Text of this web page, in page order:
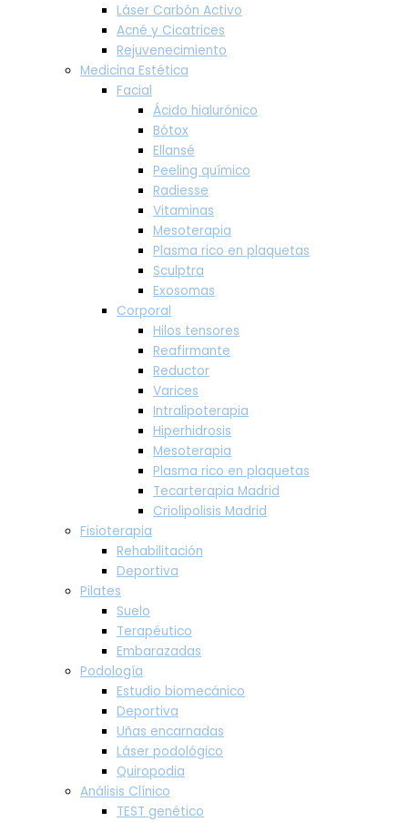
Láser Carbón Activo
Acné y Cicatrices
Rejuvenecimiento
Medicina Estética
Facial
Ácido hialurónico
Bótox
Ellansé
Peeling químico
Radiesse
Vitaminas
Mesoterapia
Plasma rico en plaquetas
Sculptra
Exosomas
Corporal
Hilos tensores
Reafirmante
Reductor
Varices
Intralipoterapia
Hiperhidrosis
Mesoterapia
Plasma rico en plaquetas
Tecarterapia Madrid
Criolipolisis Madrid
Fisioterapia
Rehabilitación
Deportiva
Pilates
Suelo
Terapéutico
Embarazadas
Podología
Estudio biomecánico
Deportiva
Uñas encarnadas
Láser podológico
Quiropodia
Análisis Clínico
TEST genético